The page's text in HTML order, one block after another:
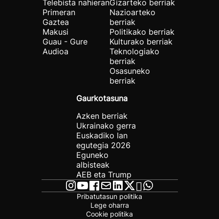
Telebista nahieran
Primeran
Gaztea
Makusi
Guau - Gure
Audioa
Gizarteko berriak
Nazioarteko
berriak
Politikako berriak
Kulturako berriak
Teknologiako
berriak
Osasuneko
berriak
Gaurkotasuna
Azken berriak
Ukrainako gerra
Euskadiko lan
egutegia 2026
Eguneko
albisteak
AEB eta Trump
Pribatutasun politika
Lege oharra
Cookie politika